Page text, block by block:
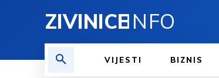
ZIVINICEINFO
VIJESTI BIZNIS